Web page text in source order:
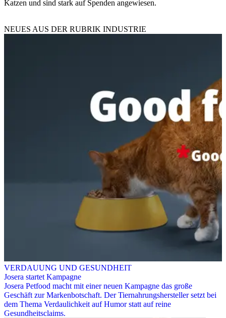
Katzen und sind stark auf Spenden angewiesen.
NEUES AUS DER RUBRIK INDUSTRIE
VERDAUUNG UND GESUNDHEIT
Josera startet Kampagne
Josera Petfood macht mit einer neuen Kampagne das große
Geschäft zur Markenbotschaft. Der Tiernahrungshersteller setzt bei
dem Thema Verdaulichkeit auf Humor statt auf reine
Gesundheitsclaims.